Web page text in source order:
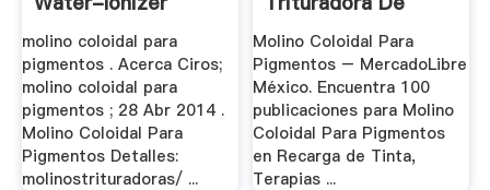
molino coloidal para
pigmentos . Acerca Ciros;
molino coloidal para
pigmentos ; 28 Abr 2014 .
Molino Coloidal Para
Pigmentos Detalles:
molinostrituradoras/ ...
Cono
Molino Coloidal Para
Pigmentos – MercadoLibre
México. Encuentra 100
publicaciones para Molino
Coloidal Para Pigmentos
en Recarga de Tinta,
Terapias ...